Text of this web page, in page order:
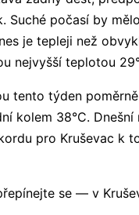
Suché počasí by
je tepleji než
nejvyšší teplotou
tento týden
kolem 38°C. Dnešní
pro Kruševac k
se — v